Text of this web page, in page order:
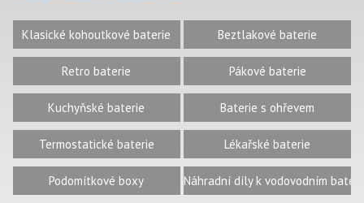
Klasické kohoutkové baterie Beztlakové baterie
Retro baterie Pákové baterie
Kuchyňské baterie Baterie s ohřevem
Termostatické baterie Lékařské baterie
Podomítkové boxy Náhradní díly k vodovodním